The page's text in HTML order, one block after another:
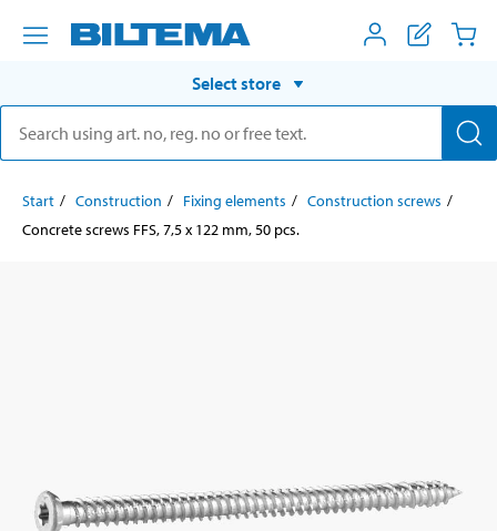
Select store
Start Construction Fixing elements
Construction screws
Concrete screws FFS, 7,5 x 122 mm, 50 pcs.